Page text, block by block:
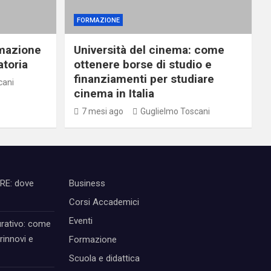
FORMAZIONE
Università del cinema: come
ottenere borse di studio e
finanziamenti per studiare
cinema in Italia
7 mesi ago Guglielmo Toscani
dove
come
e
Business
Corsi Accademici
Eventi
Formazione
Scuola e didattica